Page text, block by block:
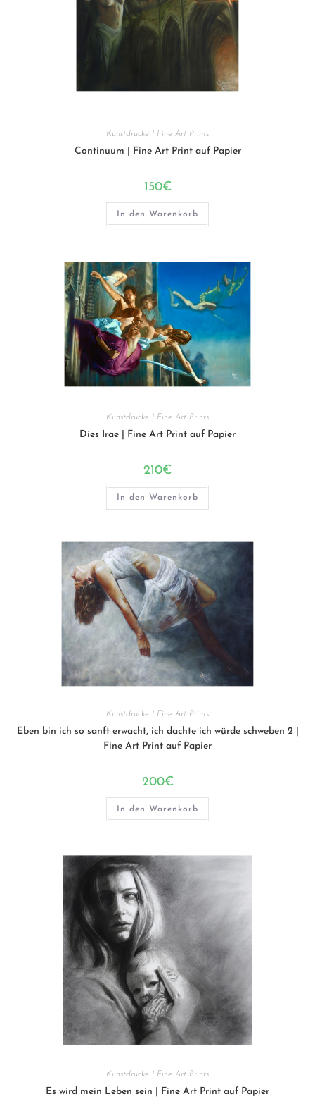
Kunstdrucke | Fine Art Prints
Continuum | Fine Art Print auf Papier
150€
In den Warenkorb
Kunstdrucke | Fine Art Prints
Dies Irae | Fine Art Print auf Papier
210€
In den Warenkorb
Kunstdrucke | Fine Art Prints
Eben bin ich so sanft erwacht, ich dachte ich würde schweben 2 |
Fine Art Print auf Papier
200€
In den Warenkorb
Kunstdrucke | Fine Art Prints
Es wird mein Leben sein | Fine Art Print auf Papier